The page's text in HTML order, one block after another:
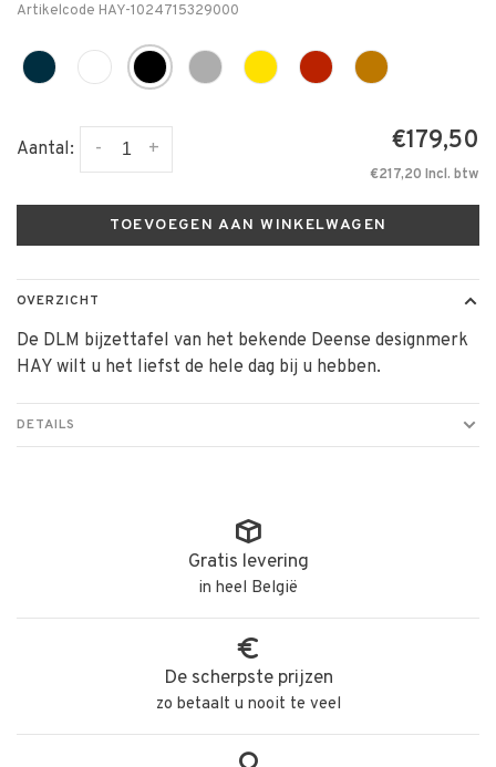
Artikelcode HAY-1024715329000
Aantal: +
- €179,50
€217,20 Incl. btw
TOEVOEGEN AAN WINKELWAGEN
OVERZICHT
De DLM bijzettafel van het bekende Deense designmerk
HAY wilt u het liefst de hele dag bij u hebben.
DETAILS
Gratis levering
in heel België
De scherpste prijzen
zo betaalt u nooit te veel